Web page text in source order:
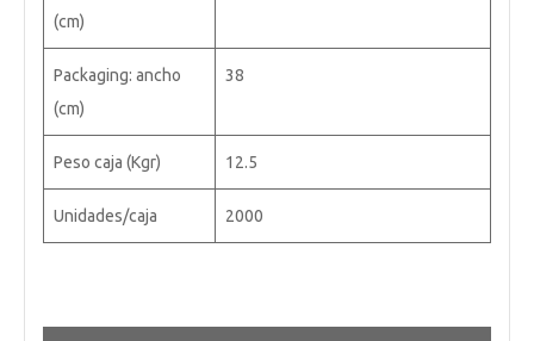
(cm)
Packaging: ancho
(cm)
38
Peso caja (Kgr) 12.5
Unidades/caja 2000